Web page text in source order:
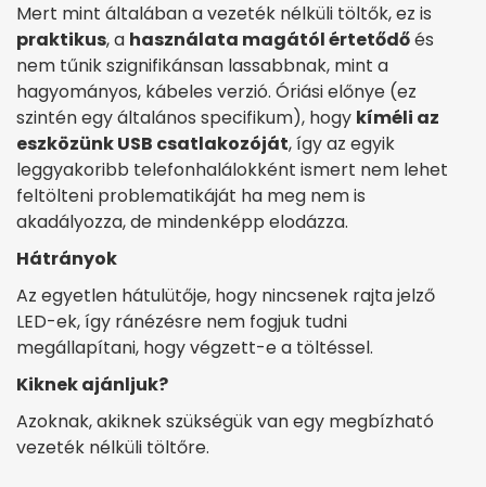
Mert mint általában a vezeték nélküli töltők, ez is
praktikus, a használata magától értetődőés
nem tűnik szignifikánsan lassabbnak, mint a
hagyományos, kábeles verzió. Óriási előnye (ez
szintén egy általános specifikum), hogy kíméli az
eszközünk USB csatlakozóját, így az egyik
leggyakoribb telefonhalálokként ismert nem lehet
feltölteni problematikáját ha meg nem is
akadályozza, de mindenképp elodázza.
Hátrányok
Az egyetlen hátulütője, hogy nincsenek rajta jelző
LED-ek, így ránézésre nem fogjuk tudni
megállapítani, hogy végzett-e a töltéssel.
Kiknek ajánljuk?
Azoknak, akiknek szükségük van egy megbízható
vezeték nélküli töltőre.